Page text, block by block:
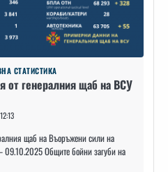
СТАТИСТИКА
от генералния щаб на ВСУ
щаб на Въоръжени сили на
Общите бойни загуби на